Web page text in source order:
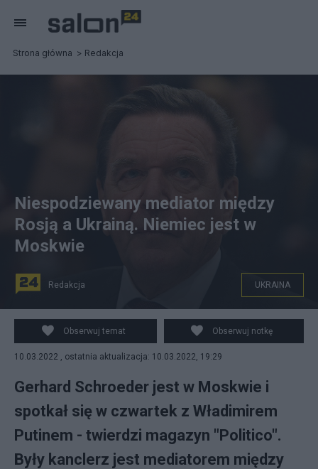
Strona główna Redakcja
Niespodziewana rola Gerharda Schroedera. Fot.
Wikipedia
Niespodziewany mediator między
Rosją a Ukrainą. Niemiec jest w
Moskwie
Redakcja UKRAINA
Obserwuj temat Obserwuj notkę
10.03.2022 , ostatnia aktualizacja: 10.03.2022, 19:29
Gerhard Schroeder jest w Moskwie i
spotkał się w czwartek z Władimirem
Putinem - twierdzi magazyn "Politico".
Były kanclerz jest mediatorem między